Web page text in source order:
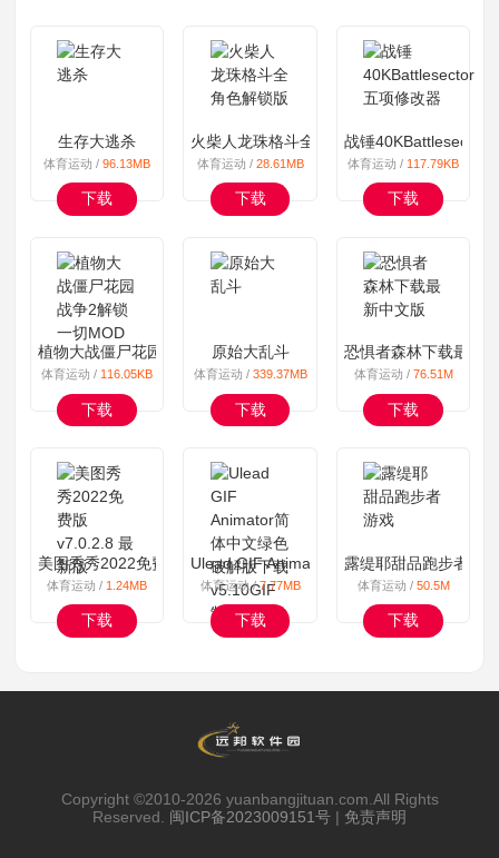
生存大逃杀
体育运动 / 96.13MB
下载
火柴人龙珠格斗全角色解锁版
体育运动 / 28.61MB
下载
战锤40KBattlesector
体育运动 / 117.79KB
下载
植物大战僵尸花园战争2解锁一切MOD
体育运动 / 116.05KB
下载
原始大乱斗
体育运动 / 339.37MB
下载
恐惧者森林下载最新
体育运动 / 76.51M
下载
美图秀秀2022免费版 v7.0.2.8 最新版
体育运动 / 1.24MB
下载
Ulead GIF Animator简体中文绿色破解版下
体育运动 /7.77MB
下载
露缇耶甜品跑步者游戏
体育运动 / 50.5M
下载
Copyright ©2010-2026 yuanbangjituan.com.All Rights
Reserved. 闽ICP备2023009151号 | 免责声明